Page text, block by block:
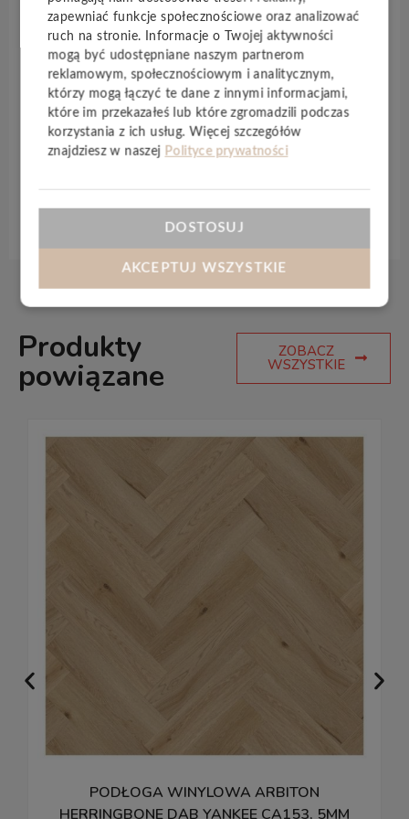
Masterpiecesposiadają szeroki format, więc
dopasują się do pomieszczenia o większym metrażu.
Mają najwyższą klasę odporności na ścieranie.
Wykazują właściwości antystatyczne. Sprawdzą się
w pomieszczeniach, gdzie jest duże natężenie ruchu.
Produkt może być łączony z instalacjąogrzewania
podłogowego. Dzięki technologiiAqua 0
również
wodoodporneorazantystatyczne
Produkty
powiązane
ZOBACZ
WSZYSTKIE
PODŁOGA WINYLOWA ARBITON
HERRINGBONE DĄB YANKEE CA153, 5MM
zapewniać funkcje społecznościowe oraz analizować
ruch na stronie. Informacje o Twojej aktywności
mogą być udostępniane naszym partnerom
reklamowym, społecznościowym i analitycznym,
którzy mogą łączyć te dane z innymi informacjami,
które im przekazałeś lub które zgromadzili podczas
korzystania z ich usług. Więcej szczegółów
znajdziesz w naszej Polityce prywatności
DOSTOSUJ
AKCEPTUJ WSZYSTKIE